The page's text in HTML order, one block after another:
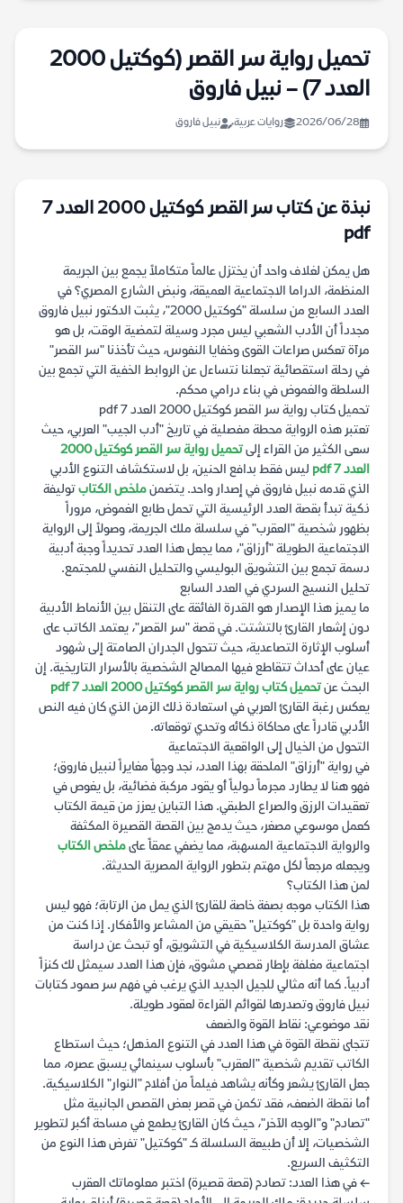
تحميل رواية سر القصر (كوكتيل 2000
العدد 7) – نبيل فاروق
2026/06/28 روايات عربية نبيل فاروق
نبذة عن كتاب سر القصر كوكتيل 2000 العدد 7
pdf
هل يمكن لغلاف واحد أن يختزل عالماً متكاملاً يجمع بين الجريمة
المنظمة، الدراما الاجتماعية العميقة، ونبض الشارع المصري؟ في
العدد السابع من سلسلة "كوكتيل 2000"، يثبت الدكتور نبيل فاروق
مجدداً أن الأدب الشعبي ليس مجرد وسيلة لتمضية الوقت، بل هو
مرآة تعكس صراعات القوى وخفايا النفوس، حيث تأخذنا "سر القصر"
في رحلة استقصائية تجعلنا نتساءل عن الروابط الخفية التي تجمع بين
السلطة والغموض في بناء درامي محكم.
تحميل كتاب رواية سر القصر كوكتيل 2000 العدد 7 pdf
تعتبر هذه الرواية محطة مفصلية في تاريخ "أدب الجيب" العربي، حيث
سعى الكثير من القراء إلى
تحميل رواية سر القصر كوكتيل 2000
العدد 7 pdf
ليس فقط بدافع الحنين، بل لاستكشاف التنوع الأدبي
الذي قدمه نبيل فاروق في إصدار واحد. يتضمنملخص الكتابتوليفة
ذكية تبدأ بقصة العدد الرئيسية التي تحمل طابع الغموض، مروراً
بظهور شخصية "العقرب" في سلسلة ملك الجريمة، وصولاً إلى الرواية
الاجتماعية الطويلة "أرزاق"، مما يجعل هذا العدد تحديداً وجبة أدبية
دسمة تجمع بين التشويق البوليسي والتحليل النفسي للمجتمع.
تحليل النسيج السردي في العدد السابع
ما يميز هذا الإصدار هو القدرة الفائقة على التنقل بين الأنماط الأدبية
دون إشعار القارئ بالتشتت. في قصة "سر القصر"، يعتمد الكاتب على
أسلوب الإثارة التصاعدية، حيث تتحول الجدران الصامتة إلى شهود
عيان على أحداث تتقاطع فيها المصالح الشخصية بالأسرار التاريخية. إن
البحث عنتحميل كتاب رواية سر القصر كوكتيل 2000 العدد 7 pdf
يعكس رغبة القارئ العربي في استعادة ذلك الزمن الذي كان فيه النص
الأدبي قادراً على محاكاة ذكائه وتحدي توقعاته.
التحول من الخيال إلى الواقعية الاجتماعية
في رواية "أرزاق" الملحقة بهذا العدد، نجد وجهاً مغايراً لنبيل فاروق؛
فهو هنا لا يطارد مجرماً دولياً أو يقود مركبة فضائية، بل يغوص في
تعقيدات الرزق والصراع الطبقي. هذا التباين يعزز من قيمة الكتاب
كعمل موسوعي مصغر، حيث يدمج بين القصة القصيرة المكثفة
والرواية الاجتماعية المسهبة، مما يضفي عمقاً علىملخص الكتاب
ويجعله مرجعاً لكل مهتم بتطور الرواية المصرية الحديثة.
لمن هذا الكتاب؟
هذا الكتاب موجه بصفة خاصة للقارئ الذي يمل من الرتابة؛ فهو ليس
رواية واحدة بل "كوكتيل" حقيقي من المشاعر والأفكار. إذا كنت من
عشاق المدرسة الكلاسيكية في التشويق، أو تبحث عن دراسة
اجتماعية مغلفة بإطار قصصي مشوق، فإن هذا العدد سيمثل لك كنزاً
أدبياً. كما أنه مثالي للجيل الجديد الذي يرغب في فهم سر صمود كتابات
نبيل فاروق وتصدرها لقوائم القراءة لعقود طويلة.
نقد موضوعي: نقاط القوة والضعف
تتجلى نقطة القوة في هذا العدد في التنوع المذهل؛ حيث استطاع
الكاتب تقديم شخصية "العقرب" بأسلوب سينمائي يسبق عصره، مما
جعل القارئ يشعر وكأنه يشاهد فيلماً من أفلام "النوار" الكلاسيكية.
أما نقطة الضعف، فقد تكمن في قصر بعض القصص الجانبية مثل
"تصادم" و"الوجه الآخر"، حيث كان القارئ يطمع في مساحة أكبر لتطوير
الشخصيات، إلا أن طبيعة السلسلة كـ "كوكتيل" تفرض هذا النوع من
التكثيف السريع.
← في هذا العدد: تصادم (قصة قصيرة) اختبر معلوماتك العقرب